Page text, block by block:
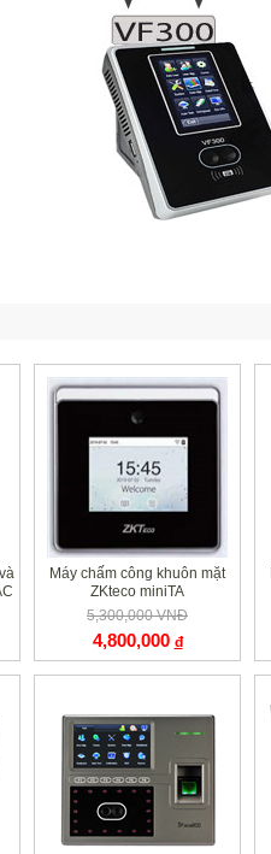
Máy chấm công khuôn mặt
ZKteco miniTA
5,300,000 VNĐ
4,800,000 đ